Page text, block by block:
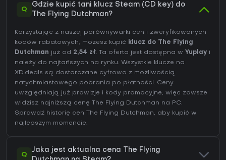
Q
Gdzie kupić tani klucz Steam (CD key) do
The Flying Dutchman?
Korzystając z naszej porównywarki cen i zweryfikowanych
kodów rabatowych, możesz kupić klucz do The Flying
Dutchman już od 2,54 zł. Ta oferta jest dostępna w Yuplay i
należy do najtańszych na rynku. Wszystkie klucze na
XD.deals są dostarczane cyfrowo z możliwością
natychmiastowego pobrania po płatności. Ceny
uwzględniają już prowizje i kody promocyjne, więc zawsze
widzisz najniższą cenę The Flying Dutchman na PC.
Sprawdź historię cen The Flying Dutchman, aby kupić w
najlepszym momencie.
Q
Jaka jest aktualna cena The Flying